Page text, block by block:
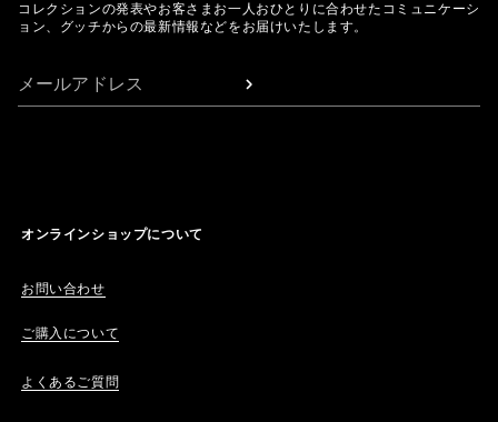
コレクションの発表やお客さまお一人おひとりに合わせたコミュニケーシ
ョン、グッチからの最新情報などをお届けいたします。
メールアドレス
オンラインショップについて
お問い合わせ
ご購入について
よくあるご質問